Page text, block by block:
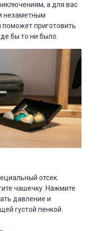
а для вас
незаметным
поможет приготовить
бы то ни было.
отсек.
чашечку. Нажмите
давление и
густой пенкой.